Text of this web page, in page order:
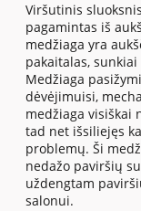
Viršutinis
pagamintas iš
medžiaga yra
pakaitalas,
Medžiaga
dėvėjimuisi,
medžiaga visiškai
tad net išsiliejęs
problemų. Ši
nedažo paviršių
uždengtam
salonui.